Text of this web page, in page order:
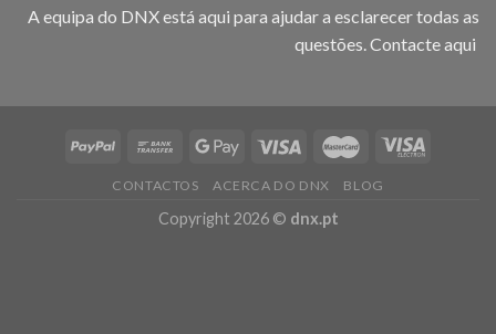
A equipa do DNX está aqui para ajudar a esclarecer todas as
questões. Contacte aqui
CONTACTOS ACERCA DO DNX BLOG
Copyright 2026 © dnx.pt